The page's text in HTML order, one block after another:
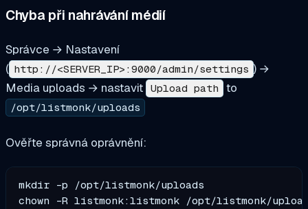
Chyba při nahrávání médií
Správce → Nastavení
( http://<SERVER_IP>:9000/admin/settings ) →
Media uploads → nastavit Upload path to
/opt/listmonk/uploads
Ověřte správná oprávnění:
mkdir -p /opt/listmonk/uploads
chown -R listmonk:listmonk /opt/listmonk/